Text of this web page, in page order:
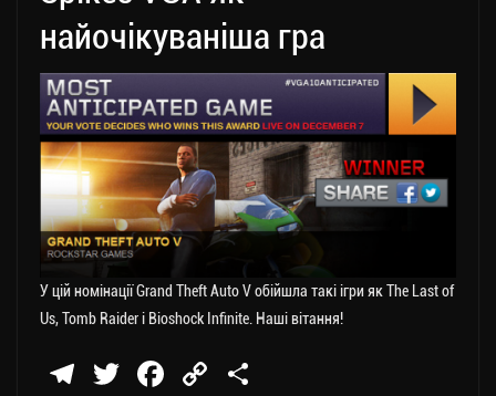
найочікуваніша гра
У цій номінації Grand Theft Auto V обійшла такі ігри як The Last of
Us, Tomb Raider і Bioshock Infinite. Наші вітання!
Te
T
Fa
C